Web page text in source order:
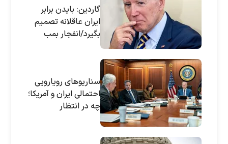
گاردین: بایدن برابر
ایران عاقلانه تصمیم
بگیرد/انفجار بمب
سناریوهای رویارویی
احتمالی ایران و آمریکا؛
چه در انتظار